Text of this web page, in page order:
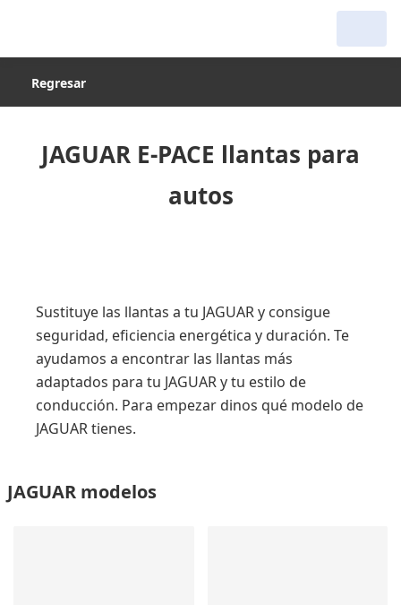
Regresar
JAGUAR E-PACE llantas para
autos
Sustituye las llantas a tu JAGUAR y consigue
seguridad, eficiencia energética y duración. Te
ayudamos a encontrar las llantas más
adaptados para tu JAGUAR y tu estilo de
conducción. Para empezar dinos qué modelo de
JAGUAR tienes.
JAGUAR modelos